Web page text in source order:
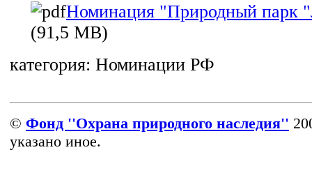
Номинация "Природный парк
(91,5 MB)
категория: Номинации РФ
© Фонд ''Охрана природного наследия''
указано иное.